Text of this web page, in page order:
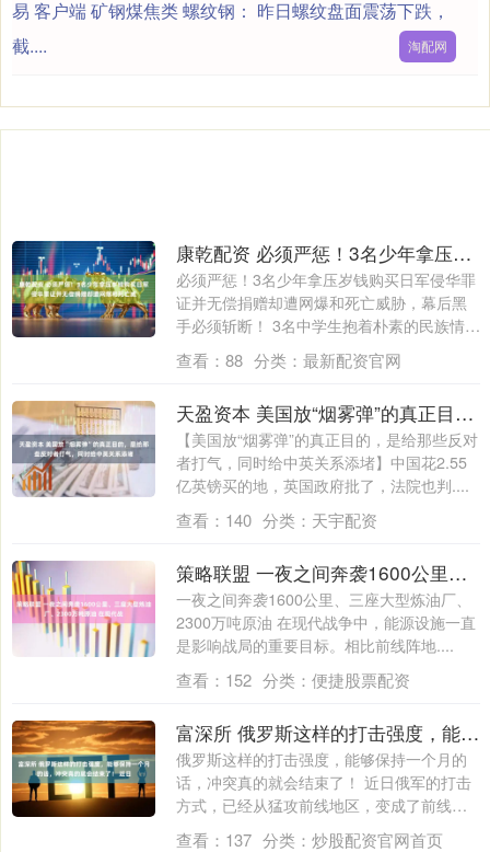
易 客户端 矿钢煤焦类 螺纹钢： 昨日螺纹盘面震荡下跌，
截....
淘配网
康乾配资 必须严惩！3名少年拿压岁钱购买日军侵华罪证并无偿捐赠却遭网爆和死亡威
必须严惩！3名少年拿压岁钱购买日军侵华罪
证并无偿捐赠却遭网爆和死亡威胁，幕后黑
手必须斩断！ 3名中学生抱着朴素的民族情
感....
查看： 88 分类： 最新配资官网
天盈资本 美国放“烟雾弹”的真正目的，是给那些反对者打气，同时给中英关系添堵
【美国放“烟雾弹”的真正目的，是给那些反对
者打气，同时给中英关系添堵】中国花2.55
亿英镑买的地，英国政府批了，法院也判....
查看： 140 分类： 天宇配资
策略联盟 一夜之间奔袭1600公里、三座大型炼油厂、2300万吨原油 在现代战
一夜之间奔袭1600公里、三座大型炼油厂、
2300万吨原油 在现代战争中，能源设施一直
是影响战局的重要目标。相比前线阵地....
查看： 152 分类： 便捷股票配资
富深所 俄罗斯这样的打击强度，能够保持一个月的话，冲突真的就会结束了！ 近日
俄罗斯这样的打击强度，能够保持一个月的
话，冲突真的就会结束了！ 近日俄军的打击
方式，已经从猛攻前线地区，变成了前线加
快推....
查看： 137 分类： 炒股配资官网首页